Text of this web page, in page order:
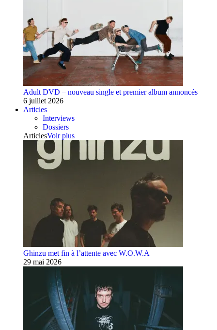
Adult DVD – nouveau single et premier album annoncés
6 juillet 2026
Articles
Interviews
Dossiers
ArticlesVoir plus
Ghinzu met fin à l’attente avec W.O.W.A
29 mai 2026